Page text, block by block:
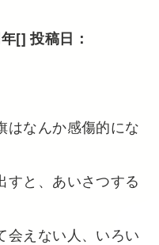
[] 投稿日：
はなんか感傷的にな
すと、あいさつする
会えない人、いろい